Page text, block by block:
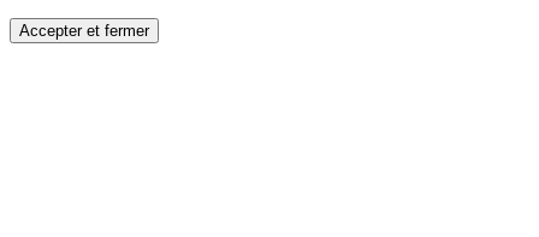
Accepter et fermer